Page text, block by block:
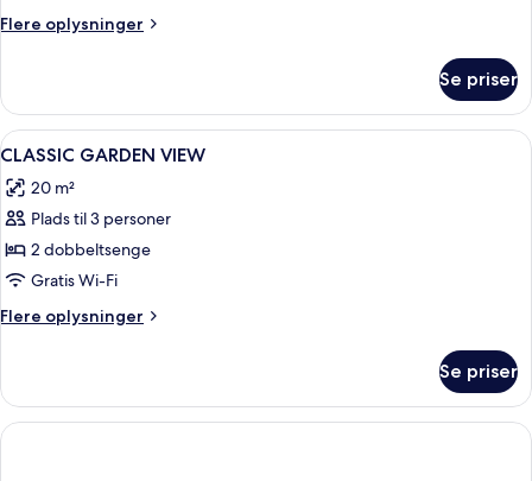
Flere oplysninger
Flere
Se priser
Indlæs
alle
billeder
af
CLASSIC
GARDEN
VIEW
Allergivenligt sengetøj, dundyner,
5
CLASSIC GARDEN VIEW
20 m²
Plads til 3 personer
2 dobbeltsenge
Gratis Wi-Fi
Flere oplysninger
Flere
GARDEN
VIEW
Se priser